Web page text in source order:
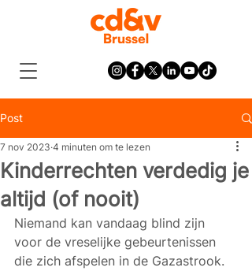
Post
Kinderrechten verdedig je
altijd (of nooit)
7 nov 2023 4 minuten om te lezen
Niemand kan vandaag blind zijn
voor de vreselijke gebeurtenissen
die zich afspelen in de Gazastrook.